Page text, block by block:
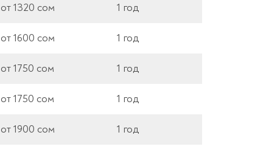
от 1320 сом 1 год
от 1600 сом 1 год
от 1750 сом 1 год
от 1750 сом 1 год
от 1900 сом 1 год